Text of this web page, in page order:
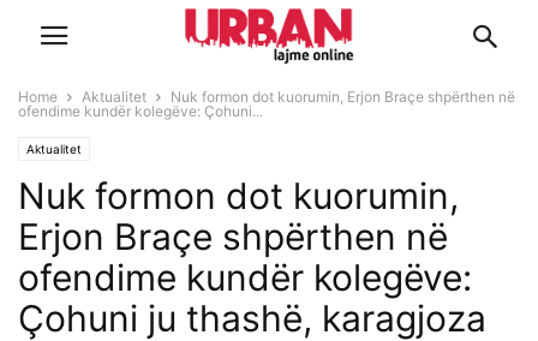
Home Aktualitet
Nuk formon dot kuorumin, Erjon Braçe shpërthen në
ofendime kundër kolegëve: Çohuni...
Aktualitet
Nuk formon dot kuorumin,
Erjon Braçe shpërthen në
ofendime kundër kolegëve:
Çohuni ju thashë, karagjoza